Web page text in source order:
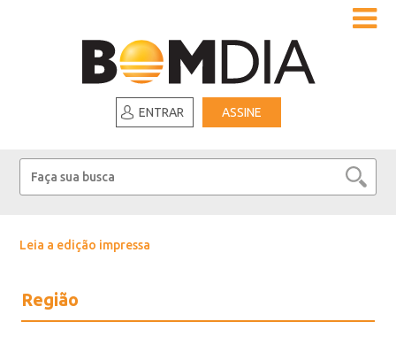
ENTRAR ASSINE
Leia a edição impressa
Região